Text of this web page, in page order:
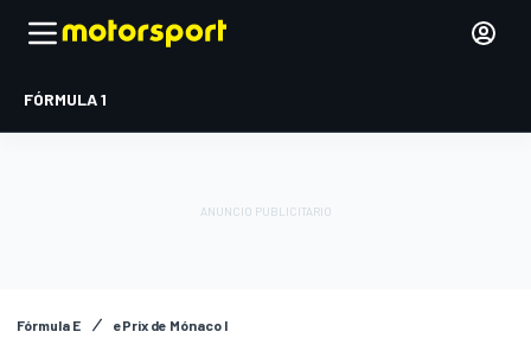
FÓRMULA 1
Fórmula E ePrix de Mónaco I